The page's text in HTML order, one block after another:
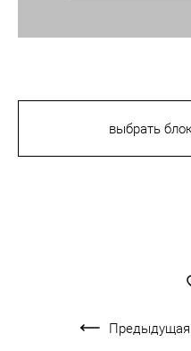
выбрать
Предыдущая